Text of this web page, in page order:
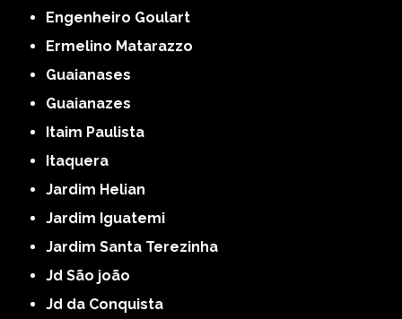
Engenheiro Goulart
Ermelino Matarazzo
Guaianases
Guaianazes
Itaim Paulista
Itaquera
Jardim Helian
Jardim Iguatemi
Jardim Santa Terezinha
Jd São joão
Jd da Conquista